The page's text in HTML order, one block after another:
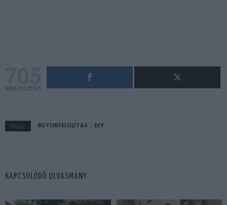
MEGOSZTÁS
TAGS : BÚTORFELÚJÍTÁS DIY
KAPCSOLÓDÓ OLVASMÁNY